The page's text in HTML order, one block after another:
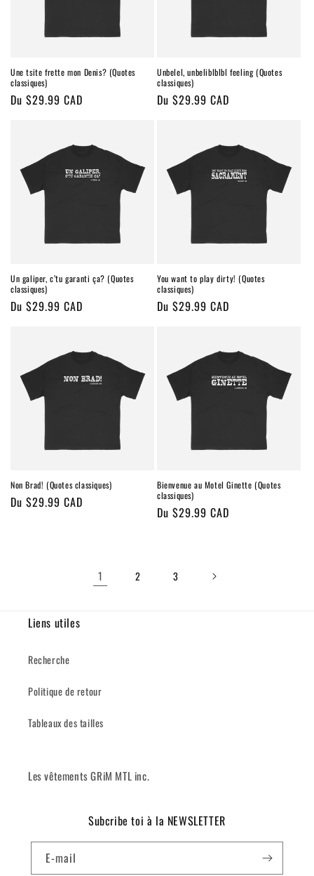
Une tsite frette mon Denis? (Quotes
classiques)
Prix
Du $29.99 CAD
Unbelel, unbeliblblbl feeling (Quotes
classiques)
Prix
Du $29.99 CAD
Un galiper, c’tu garanti ça? (Quotes
classiques)
Prix
Du $29.99 CAD
You want to play dirty! (Quotes
classiques)
Prix
Du $29.99 CAD
Non Brad! (Quotes classiques)
Prix
Du $29.99 CAD
Bienvenue au Motel Ginette (Quotes
classiques)
Prix
Du $29.99 CAD
1 2 3
Liens utiles
Recherche
Politique de retour
Tableaux des tailles
Les vêtements GRiM MTL inc.
Subcribe toi à la NEWSLETTER
E-mail